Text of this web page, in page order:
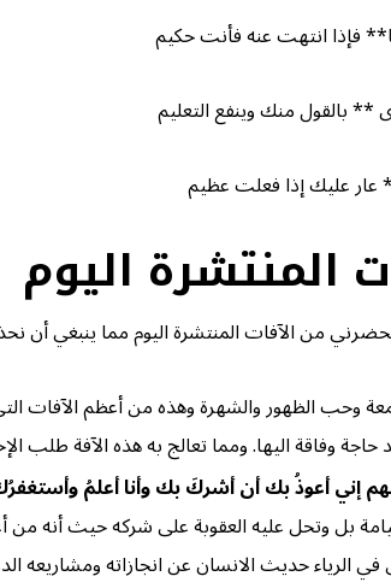
فإذا انتهت عنه فأنت حكيم
بالقول منك وينفع التعليم
عار عليك إذا فعلت عظيم
المنتشرة اليوم
من الآفات المنتشرة اليوم مما ينبغي أن
وحب الظهور والشهرة وهذه من أعظم الآفات
حاجة وفاقة اليها. ومما تعالج به هذه الآفة
إني أعوذُ بك أن أشركَ بك وأنا أعلمُ
بل وتحل عليه العقوبة على شركه حيث أنه
حديث الانسان عن انجازاته ومشاريعه